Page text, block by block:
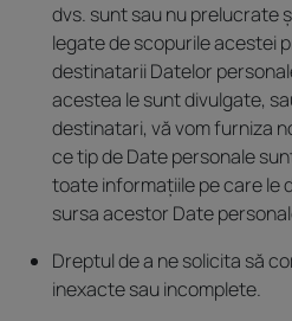
dvs. sunt sau nu prelucrate
legate de scopurile acestei
destinatarii Datelor
acestea le sunt divulgate,
destinatari, vă vom furniza
ce tip de Date personale
toate informațiile pe care le
sursa acestor Date
Dreptul de a ne solicita să
inexacte sau incomplete.